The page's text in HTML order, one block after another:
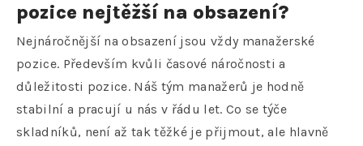
pozice nejtěžší na obsazení?
Nejnáročnější na obsazení jsou vždy manažerské
pozice. Především kvůli časové náročnosti a
důležitosti pozice. Náš tým manažerů je hodně
stabilní a pracují u nás v řádu let. Co se týče
skladníků, není až tak těžké je přijmout, ale hlavně